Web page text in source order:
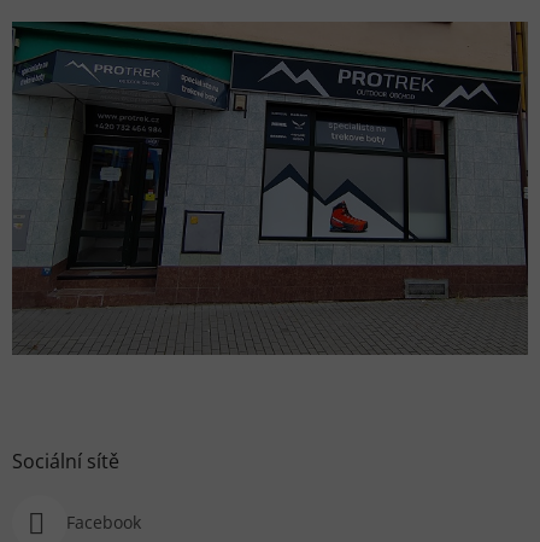
Sociální sítě
Facebook